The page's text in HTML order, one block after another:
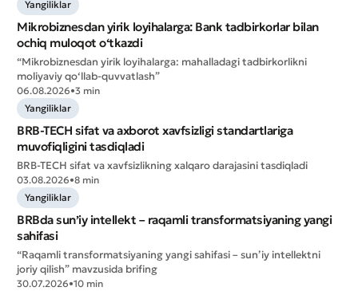
Xizmat sifatini baholang
Murojaat qoldirish
Yangiliklar
Mikrobiznesdan yirik loyihalarga: Bank tadbirkorlar bilan
ochiq muloqot o‘tkazdi
“Mikrobiznesdan yirik loyihalarga: mahalladagi tadbirkorlikni
moliyaviy qo‘llab-quvvatlash”
06.08.2026•3 min
Yangiliklar
BRB-TECH sifat va axborot xavfsizligi standartlariga
muvofiqligini tasdiqladi
BRB-TECH sifat va xavfsizlikning xalqaro darajasini tasdiqladi
03.08.2026•8 min
Yangiliklar
BRBda sun’iy intellekt – raqamli transformatsiyaning yangi
sahifasi
“Raqamli transformatsiyaning yangi sahifasi – sun’iy intellektni
joriy qilish” mavzusida brifing
30.07.2026•10 min